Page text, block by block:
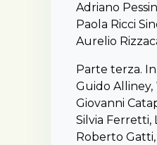
Adriano
Paola Ricci
Aurelio
Parte terza.
Guido Alliney,
Giovanni
Silvia Ferretti,
Roberto